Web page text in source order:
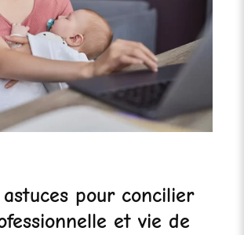
pour concilier
et vie de